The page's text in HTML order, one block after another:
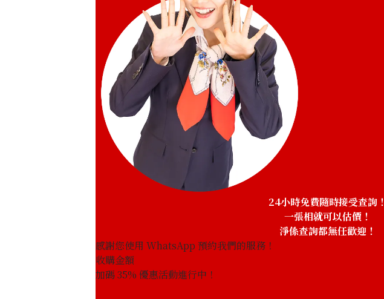
24小時免費隨時接受查詢！
一張相就可以估價！
淨係查詢都無任歡迎！
感謝您使用 WhatsApp 預約我們的服務！
收購金額
加碼35% 優惠活動進行中！